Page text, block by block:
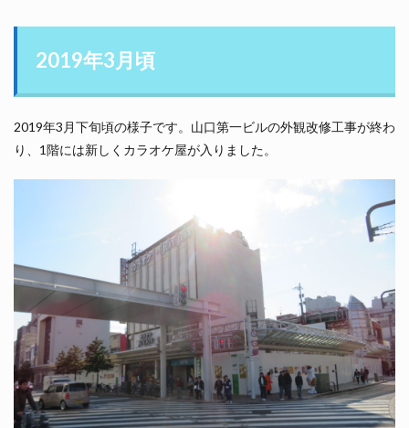
2019年3月頃
2019年3月下旬頃の様子です。山口第一ビルの外観改修工事が終わ
り、1階には新しくカラオケ屋が入りました。